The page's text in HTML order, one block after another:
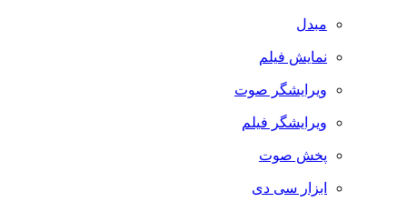
مبدل
نمایش فیلم
ویرایشگر صوت
ویرایشگر فیلم
پخش صوت
ابزار سی دی